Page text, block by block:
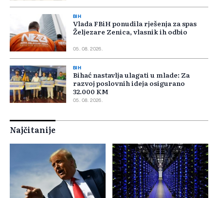
BIH
Vlada FBiH ponudila rješenja za spas
Željezare Zenica, vlasnik ih odbio
05. 08. 2026.
BIH
Bihać nastavlja ulagati u mlade: Za
razvoj poslovnih ideja osigurano
32.000 KM
05. 08. 2026.
Najčitanije